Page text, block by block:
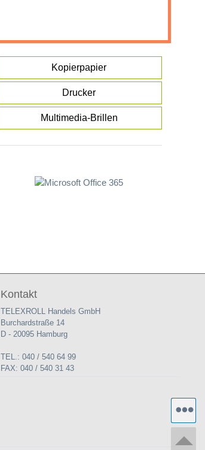
Kopierpapier
Drucker
Multimedia-Brillen
Kontakt
TELEXROLL Handels GmbH
Burchardstraße 14
D - 20095 Hamburg
TEL.: 040 / 540 64 99
FAX: 040 / 540 31 43